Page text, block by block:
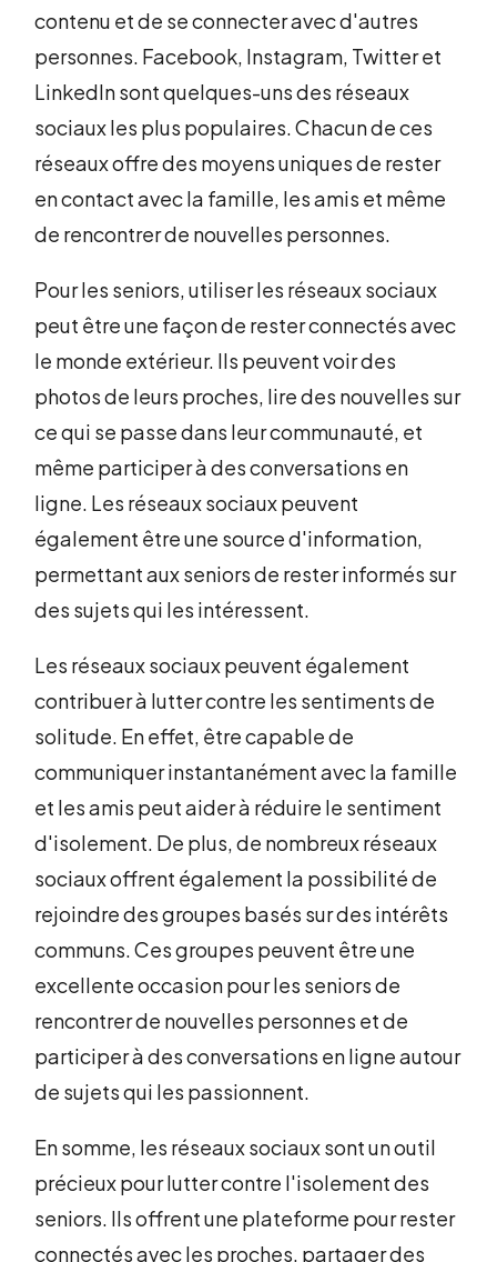
contenu et de se connecter avec d'autres
personnes. Facebook, Instagram, Twitter et
LinkedIn sont quelques-uns des réseaux
sociaux les plus populaires. Chacun de ces
réseaux offre des moyens uniques de rester
en contact avec la famille, les amis et même
de rencontrer de nouvelles personnes.
Pour les seniors, utiliser les réseaux sociaux
peut être une façon de rester connectés avec
le monde extérieur. Ils peuvent voir des
photos de leurs proches, lire des nouvelles sur
ce qui se passe dans leur communauté, et
même participer à des conversations en
ligne. Les réseaux sociaux peuvent
également être une source d'information,
permettant aux seniors de rester informés sur
des sujets qui les intéressent.
Les réseaux sociaux peuvent également
contribuer à lutter contre les sentiments de
solitude. En effet, être capable de
communiquer instantanément avec la famille
et les amis peut aider à réduire le sentiment
d'isolement. De plus, de nombreux réseaux
sociaux offrent également la possibilité de
rejoindre des groupes basés sur des intérêts
communs. Ces groupes peuvent être une
excellente occasion pour les seniors de
rencontrer de nouvelles personnes et de
participer à des conversations en ligne autour
de sujets qui les passionnent.
En somme, les réseaux sociaux sont un outil
précieux pour lutter contre l'isolement des
seniors. Ils offrent une plateforme pour rester
connectés avec les proches, partager des